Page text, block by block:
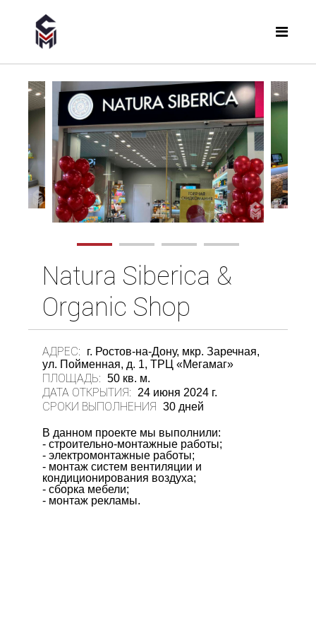
Natura Siberica &
Organic Shop
АДРЕС:
г. Ростов-на-Дону, мкр. Заречная,
ул. Пойменная, д. 1, ТРЦ «Мегамаг»
ПЛОЩАДЬ: 50 кв. м.
ДАТА ОТКРЫТИЯ: 24 июня 2024 г.
СРОКИ ВЫПОЛНЕНИЯ 30 дней
В данном проекте мы выполнили:
- строительно-монтажные работы;
- электромонтажные работы;
- монтаж систем вентиляции и
кондиционирования воздуха;
- сборка мебели;
- монтаж рекламы.